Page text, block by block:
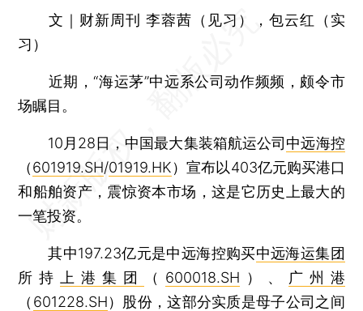
文｜财新周刊 李蓉茜（见习），包云红（实
习）
近期，“海运茅”中远系公司动作频频，颇令市
场瞩目。
10月28日，中国最大集装箱航运公司 中远海控
（601919.SH/01919.HK）宣布以403亿元购买港口
和船舶资产，震惊资本市场，这是它历史上最大的
一笔投资。
其中197.23亿元是中远海控购买中远海运集团
所持
上港集团 （ 600018.SH ）、
广州港
（ 601228.SH）股份，这部分实质是母子公司之间